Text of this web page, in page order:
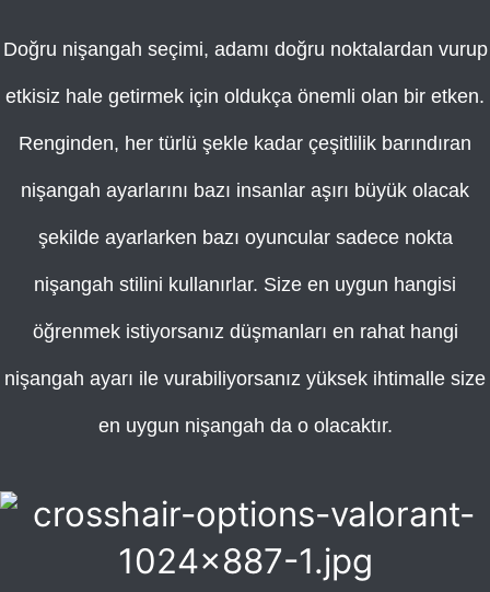
Doğru nişangah seçimi, adamı doğru noktalardan vurup
etkisiz hale getirmek için oldukça önemli olan bir etken.
Renginden, her türlü şekle kadar çeşitlilik barındıran
nişangah ayarlarını bazı insanlar aşırı büyük olacak
şekilde ayarlarken bazı oyuncular sadece nokta
nişangah stilini kullanırlar. Size en uygun hangisi
öğrenmek istiyorsanız düşmanları en rahat hangi
nişangah ayarı ile vurabiliyorsanız yüksek ihtimalle size
en uygun nişangah da o olacaktır.